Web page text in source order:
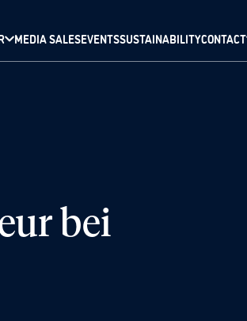
MEDIA SALESEVENTSSUSTAINABILITYCONTACT
bei